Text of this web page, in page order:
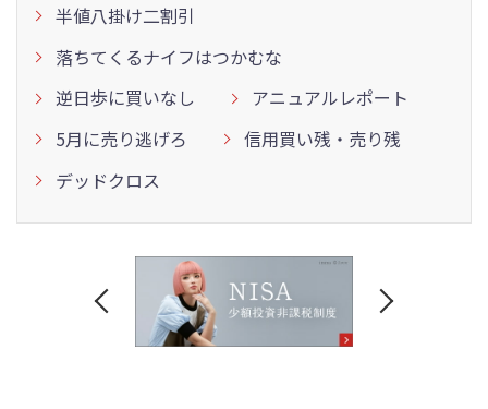
半値八掛け二割引
落ちてくるナイフはつかむな
逆日歩に買いなし
アニュアルレポート
5月に売り逃げろ
信用買い残・売り残
デッドクロス